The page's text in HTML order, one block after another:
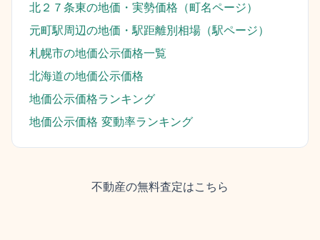
北２７条東の地価・実勢価格（町名ページ）
元町駅周辺の地価・駅距離別相場（駅ページ）
札幌市の地価公示価格一覧
北海道の地価公示価格
地価公示価格ランキング
地価公示価格 変動率ランキング
不動産の無料査定はこちら